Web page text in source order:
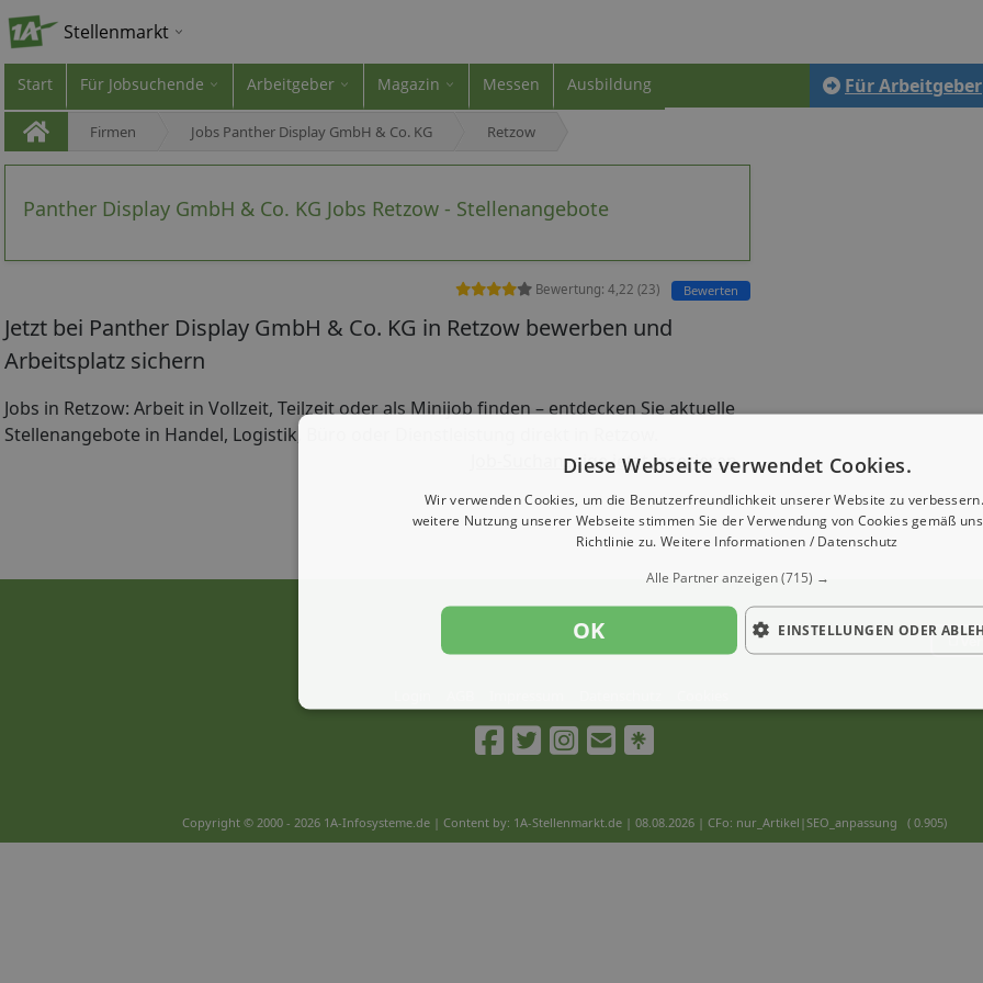
Stellenmarkt
Start Für Jobsuchende Arbeitgeber Magazin Messen Ausbildung Für Arbeitgeber
Firmen Jobs Panther Display GmbH & Co. KG Retzow
Panther Display GmbH & Co. KG Jobs Retzow - Stellenangebote
Bewertung: 4,22 (23) Bewerten
Jetzt bei Panther Display GmbH & Co. KG in Retzow bewerben und
Arbeitsplatz sichern
Jobs in Retzow: Arbeit in Vollzeit, Teilzeit oder als Minijob finden – entdecken Sie aktuelle
Stellenangebote in Handel, Logistik, Büro oder Dienstleistung direkt in Retzow.
Job-Suchanzeige jetzt inserieren
Copyright © 2000 - 2026 1A-Infosysteme.de | Content by: 1A-Stellenmarkt.de | 08.08.2026 | CFo: nur_Artikel|SEO_anpassung ( 0.905)
Diese Webseite verwendet Cookies.
Wir verwenden Cookies, um die Benutzerfreundlichkeit unserer Website zu
weitere Nutzung unserer Webseite stimmen Sie der Verwendung von Cookies gemäß
Richtlinie zu. Weitere Informationen / Datenschutz
Alle Partner anzeigen(715) →
OK EINSTELLUNGEN ODER